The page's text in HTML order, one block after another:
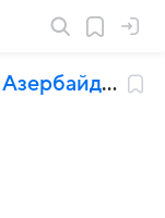
Азербайджан